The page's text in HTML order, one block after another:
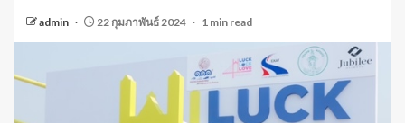
admin 22 กุมภาพันธ์ 2024 1 min read